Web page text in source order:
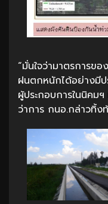
“มั่นใจว่ามาตรการข
ฝนตกหนักได้อย่างมีป
ผู้ประกอบการในนิคม
ว่าการ กนอ.กล่าวทิ้ง